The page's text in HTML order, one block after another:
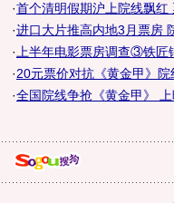
·首个清明假期沪上院线飘红
·进口大片推高内地3月票房
· 上半年电影票房调查③铁匠
·20元票价对抗《黄金甲》院
·全国院线争抢《黄金甲》